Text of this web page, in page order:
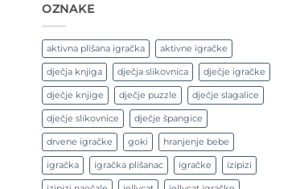
OZNAKE
aktivna plišana igračka aktivne igračke
dječja knjiga dječja slikovnica dječje igračke
dječje knjige dječje puzzle dječje slagalice
dječje slikovnice dječje špangice
drvene igračke goki hranjenje bebe
igračka igračka plišanac igračke izipizi